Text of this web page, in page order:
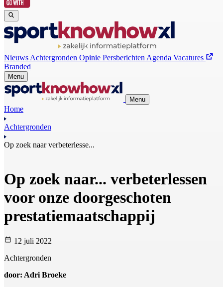
Nieuws Achtergronden Opinie Persberichten Agenda Vacatures
Branded
Menu
Menu
Home
Achtergronden
Op zoek naar verbeterlesse...
Op zoek naar... verbeterlessen
voor onze doorgeschoten
prestatiemaatschappij
12 juli 2022
Achtergronden
door: Adri Broeke